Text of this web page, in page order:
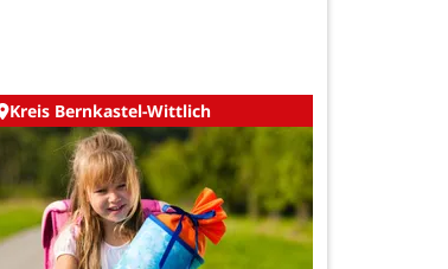
Kreis Bernkastel-Wittlich